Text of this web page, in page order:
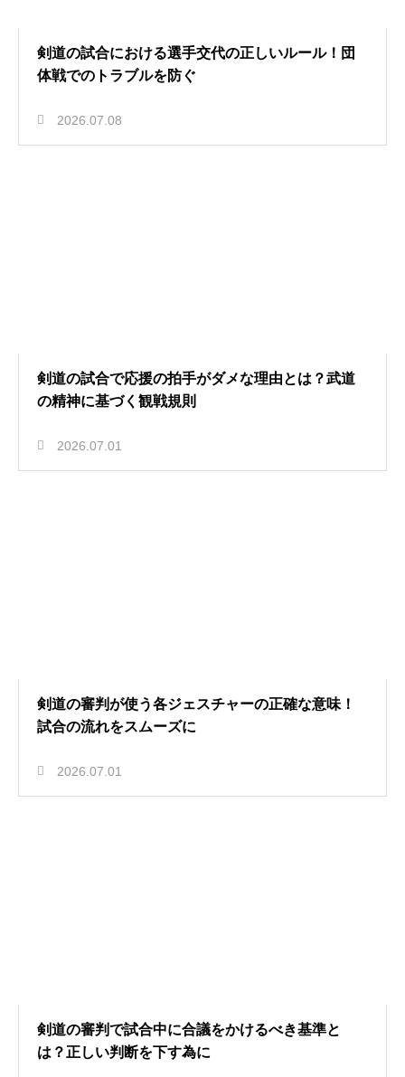
剣道の試合における選手交代の正しいルール！団
体戦でのトラブルを防ぐ
2026.07.08
剣道の試合で応援の拍手がダメな理由とは？武道
の精神に基づく観戦規則
2026.07.01
剣道の審判が使う各ジェスチャーの正確な意味！
試合の流れをスムーズに
2026.07.01
剣道の審判で試合中に合議をかけるべき基準と
は？正しい判断を下す為に